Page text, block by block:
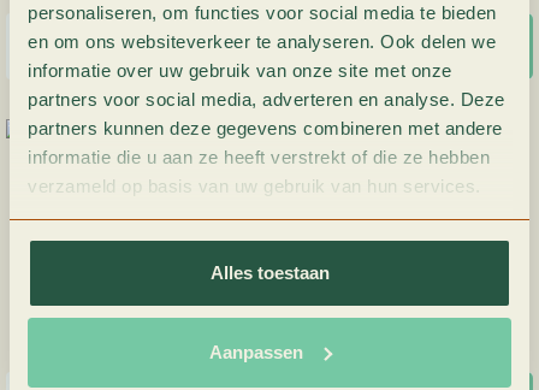
personaliseren, om functies voor social media te bieden
en om ons websiteverkeer te analyseren. Ook delen we
informatie over uw gebruik van onze site met onze
partners voor social media, adverteren en analyse. Deze
partners kunnen deze gegevens combineren met andere
informatie die u aan ze heeft verstrekt of die ze hebben
verzameld op basis van uw gebruik van hun services.
Alles toestaan
Aanpassen
va. €189 p/mnd € 11.500,-
Marge
Ford Transit Connect 1.6 TDCI L2|Nieuwe
riem|Onderhoud